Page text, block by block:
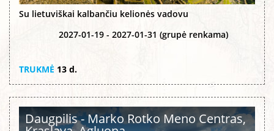
Su lietuviškai kalbančiu kelionės vadovu
2027-01-19 - 2027-01-31 (grupė renkama)
TRUKMĖ 13 d.
Daugpilis - Marko Rotko Meno Centras,